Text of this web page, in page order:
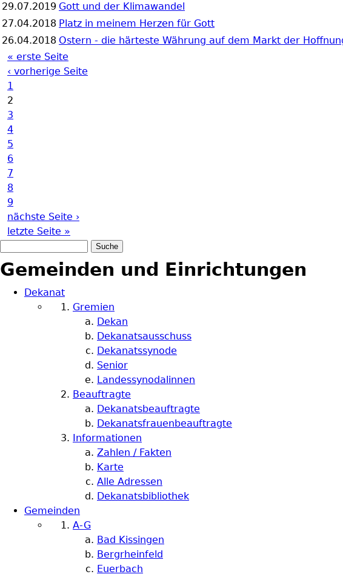
29.07.2019 Gott und der Klimawandel
27.04.2018 Platz in meinem Herzen für Gott
26.04.2018 Ostern - die härteste Währung auf dem Markt der
Seiten
« erste Seite
‹ vorherige Seite
1
2
3
4
5
6
7
8
9
nächste Seite ›
letzte Seite »
Suchformular
Gemeinden und Einrichtungen
Dekanat
Gremien
Dekan
Dekanatsausschuss
Dekanatssynode
Senior
Landessynodalinnen
Beauftragte
Dekanatsbeauftragte
Dekanatsfrauenbeauftragte
Informationen
Zahlen / Fakten
Karte
Alle Adressen
Dekanatsbibliothek
Gemeinden
A-G
Bad Kissingen
Bergrheinfeld
Euerbach